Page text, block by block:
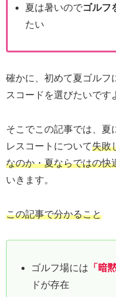
夏は暑いのでゴルフ
たい
確かに、初めて夏ゴルフ
スコードを選びたいです
そこでこの記事では、夏
レスコートについて失敗
なのか・夏ならではの快
いきます。
この記事で分かること
ゴルフ場には 「暗
ドが存在